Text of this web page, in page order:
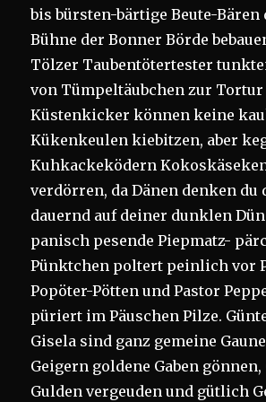
bis bürsten-bärtige Beute-Bären
Bühne der Bonner Börde
Tölzer Taubentötertester
von Tümpeltäubchen zur Tortur
Küstenkicker können keine
Kükenkeulen kiebitzen, aber
Kuhkackeködern
verdörren, da Dänen denken du
dauernd auf deiner dunklen
panisch pesende Piepmatz-
Pünktchen poltert peinlich vor
Popöter-Pötten und Pastor
püriert im Päuschen Pilze.
Gisela sind ganz gemeine
Geigern goldene Gaben
Gulden vergeuden und gütlich